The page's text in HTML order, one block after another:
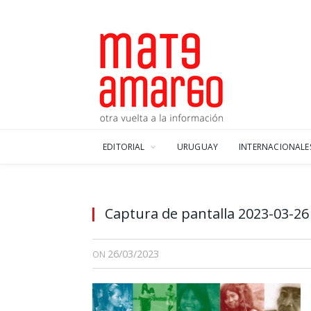
EDITORIAL URUGUAY
Captura de pantalla 2023-03-
ON 26/03/2023